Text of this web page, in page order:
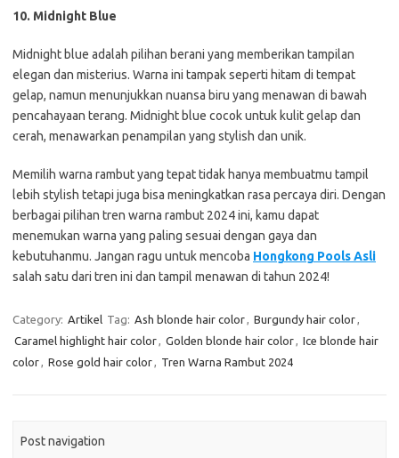
10. Midnight Blue
Midnight blue adalah pilihan berani yang memberikan tampilan
elegan dan misterius. Warna ini tampak seperti hitam di tempat
gelap, namun menunjukkan nuansa biru yang menawan di bawah
pencahayaan terang. Midnight blue cocok untuk kulit gelap dan
cerah, menawarkan penampilan yang stylish dan unik.
Memilih warna rambut yang tepat tidak hanya membuatmu tampil
lebih stylish tetapi juga bisa meningkatkan rasa percaya diri. Dengan
berbagai pilihan tren warna rambut 2024 ini, kamu dapat
menemukan warna yang paling sesuai dengan gaya dan
kebutuhanmu. Jangan ragu untuk mencoba Hongkong Pools Asli
salah satu dari tren ini dan tampil menawan di tahun 2024!
Category: Artikel Tag: Ash blonde hair color, Burgundy hair color,
Caramel highlight hair color, Golden blonde hair color, Ice blonde hair
color, Rose gold hair color, Tren Warna Rambut 2024
Post navigation